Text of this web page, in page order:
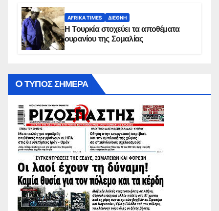
AFRIKA TIMES ΔΙΕΘΝΉ
Η Τουρκία στοχεύει τα αποθέματα
ουρανίου της Σομαλίας
O ΤΥΠΟΣ ΣΗΜΕΡΑ